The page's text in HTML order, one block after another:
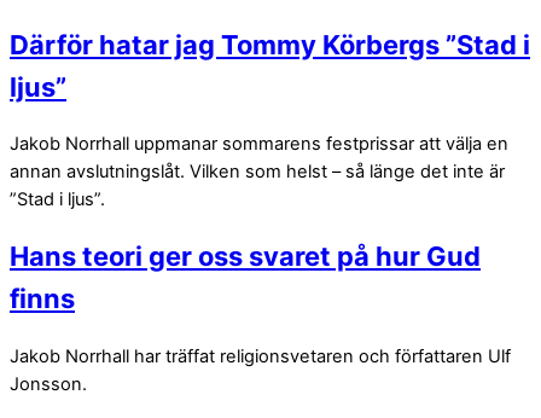
Därför hatar jag Tommy Körbergs ”Stad i
ljus”
Jakob Norrhall uppmanar sommarens festprissar att välja en
annan avslutningslåt. Vilken som helst – så länge det inte är
”Stad i ljus”.
Hans teori ger oss svaret på hur Gud
finns
Jakob Norrhall har träffat religionsvetaren och författaren Ulf
Jonsson.